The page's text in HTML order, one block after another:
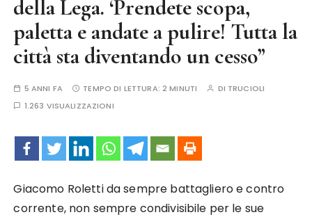
della Lega. ‘Prendete scopa,
paletta e andate a pulire! Tutta la
città sta diventando un cesso”
5 ANNI FA TEMPO DI LETTURA:2 MINUTI DI TRUCIOLI
1.263 VISUALIZZAZIONI
Giacomo Roletti da sempre battagliero e contro
corrente, non sempre condivisibile per le sue